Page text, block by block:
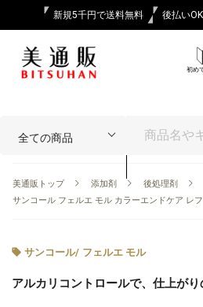
新規5千円で送料無料 後払いOK
初め
美通販トップ 添加剤
後処理剤
サンコール フェルエ モル カラーエンドケア レ
サンコール/ フェルエ モル
アルカリコントロールで、仕上が